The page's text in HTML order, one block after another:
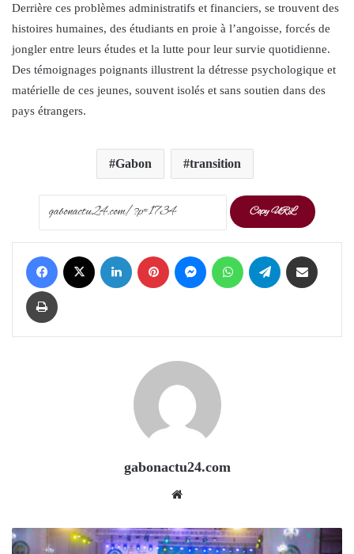
Derrière ces problèmes administratifs et financiers, se trouvent des
histoires humaines, des étudiants en proie à l’angoisse, forcés de
jongler entre leurs études et la lutte pour leur survie quotidienne.
Des témoignages poignants illustrent la détresse psychologique et
matérielle de ces jeunes, souvent isolés et sans soutien dans des
pays étrangers.
Gabon transition
Copy URL
Facebook LinkedIn Pinterest Messenger WhatsApp Telegram
Print
gabonactu24.com